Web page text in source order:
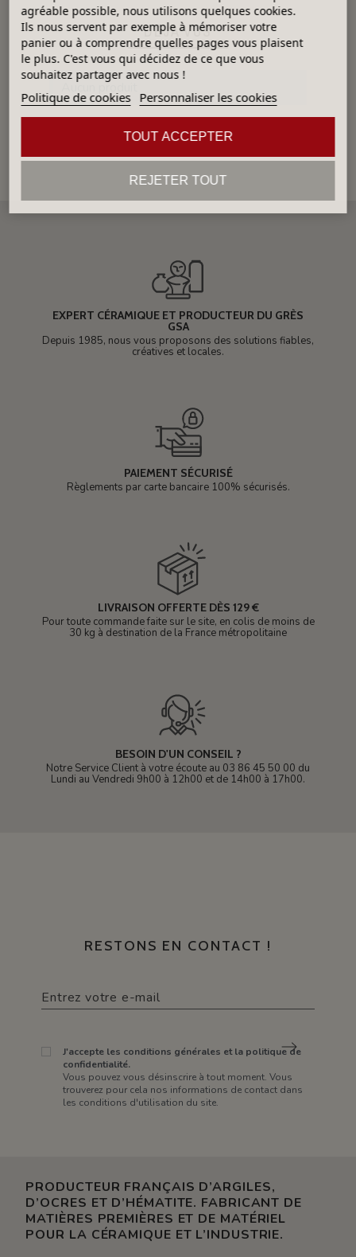
DÉJÀ VUS
Aucun produit
EXPERT CÉRAMIQUE ET PRODUCTEUR DU GRÈS
GSA
Depuis 1985, nous vous proposons des solutions fiables,
créatives et locales.
PAIEMENT SÉCURISÉ
Règlements par carte bancaire 100% sécurisés.
LIVRAISON OFFERTE DÈS 129 €
Pour toute commande faite sur le site, en colis de moins de
30 kg à destination de la France métropolitaine
BESOIN D'UN CONSEIL ?
Notre Service Client à votre écoute au 03 86 45 50 00 du
Lundi au Vendredi 9h00 à 12h00 et de 14h00 à 17h00.
RESTONS EN CONTACT !
J'accepte les conditions générales et la politique de
confidentialité.
Vous pouvez vous désinscrire à tout moment. Vous
trouverez pour cela nos informations de contact dans
les conditions d'utilisation du site.
PRODUCTEUR FRANÇAIS D’ARGILES,
D’OCRES ET D’HÉMATITE. FABRICANT DE
MATIÈRES PREMIÈRES ET DE MATÉRIEL
POUR LA CÉRAMIQUE ET L’INDUSTRIE.
agréable possible, nous utilisons quelques cookies.
Ils nous servent par exemple à mémoriser votre
panier ou à comprendre quelles pages vous plaisent
le plus. C'est vous qui décidez de ce que vous
souhaitez partager avec nous !
Politique de cookies Personnaliser les cookies
REJETER TOUT
TOUT ACCEPTER